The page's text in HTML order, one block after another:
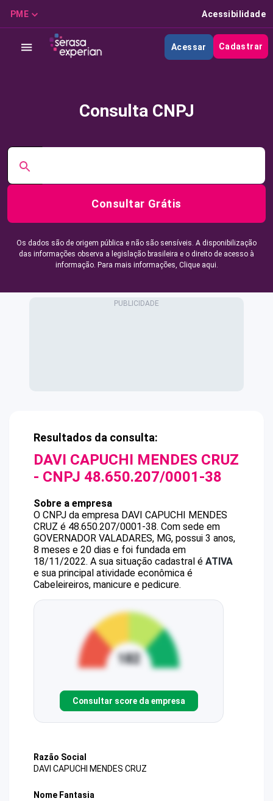
PME Acessibilidade
Acessar Cadastrar
Consulta CNPJ
Consultar Grátis
Os dados são de origem pública e não são sensíveis. A disponibilização
das informações observa a legislação brasileira e o direito de acesso à
informação. Para mais informações, Clique aqui.
Resultados da consulta:
DAVI CAPUCHI MENDES CRUZ
- CNPJ 48.650.207/0001-38
Sobre a empresa
O CNPJ da empresa DAVI CAPUCHI MENDES
CRUZ é 48.650.207/0001-38. Com sede em
GOVERNADOR VALADARES, MG, possui 3 anos,
8 meses e 20 dias e foi fundada em
18/11/2022. A sua situação cadastral é ATIVA
e sua principal atividade econômica é
Cabeleireiros, manicure e pedicure.
Consultar score da empresa
Razão Social
DAVI CAPUCHI MENDES CRUZ
Nome Fantasia